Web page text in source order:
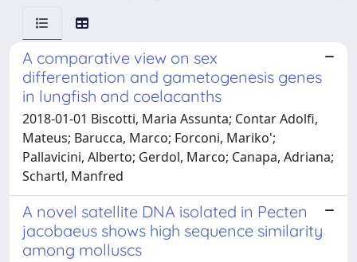
A comparative view on sex
differentiation and gametogenesis genes
in lungfish and coelacanths
2018-01-01 Biscotti, Maria Assunta; Contar Adolfi,
Mateus; Barucca, Marco; Forconi, Mariko';
Pallavicini, Alberto; Gerdol, Marco; Canapa, Adriana;
Schartl, Manfred
A novel satellite DNA isolated in Pecten
jacobaeus shows high sequence similarity
among molluscs